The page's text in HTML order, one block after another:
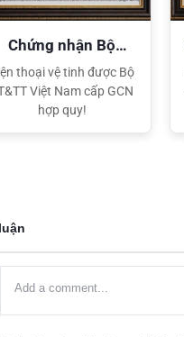
Chứng nhận Bộ
TT&TT
thoại vệ tinh được Bộ
Việt Nam cấp GCN
hợp quy!